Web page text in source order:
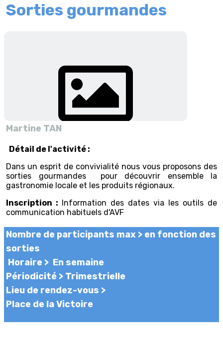
Sorties gourmandes
Martine TAN
Détail de l'activité :
Dans un esprit de convivialité nous vous proposons des
sorties gourmandes pour découvrir ensemble la
gastronomie locale et les produits régionaux.
Inscription :
Information des dates via les outils de
communication habituels d'AVF
Nombre de participants max > en fonction des
sorties
Horaire > En semaine
Périodicité > Trimestrielle
Lieu de rendez-vous >
Place de la Victoire